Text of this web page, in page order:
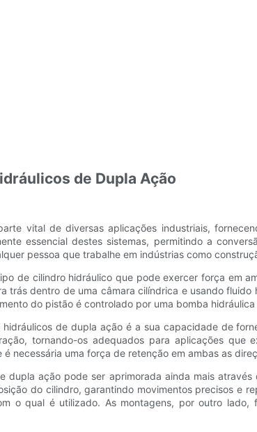
de Dupla Ação
vital de diversas aplicações industriais,
essencial destes sistemas, permitindo a
pessoa que trabalhe em indústrias como
de cilindro hidráulico que pode exercer força em
trás dentro de uma câmara cilíndrica e usando
do pistão é controlado por uma bomba hidráulica
de dupla ação é a sua capacidade de
tornando-os adequados para aplicações que
necessária uma força de retenção em ambas as
dupla ação pode ser aprimorada ainda mais
do cilindro, garantindo movimentos precisos e
o qual é utilizado. As montagens, por outro